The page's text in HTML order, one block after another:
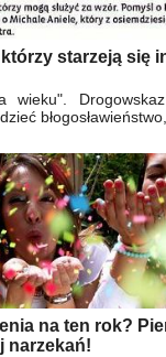
starzeją się
wieku".
na ten rok?
narzekań!